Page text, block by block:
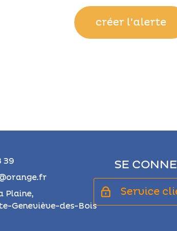
créer l'alerte
39
Plaine,
Geneviève-des-Bois
SE
Service